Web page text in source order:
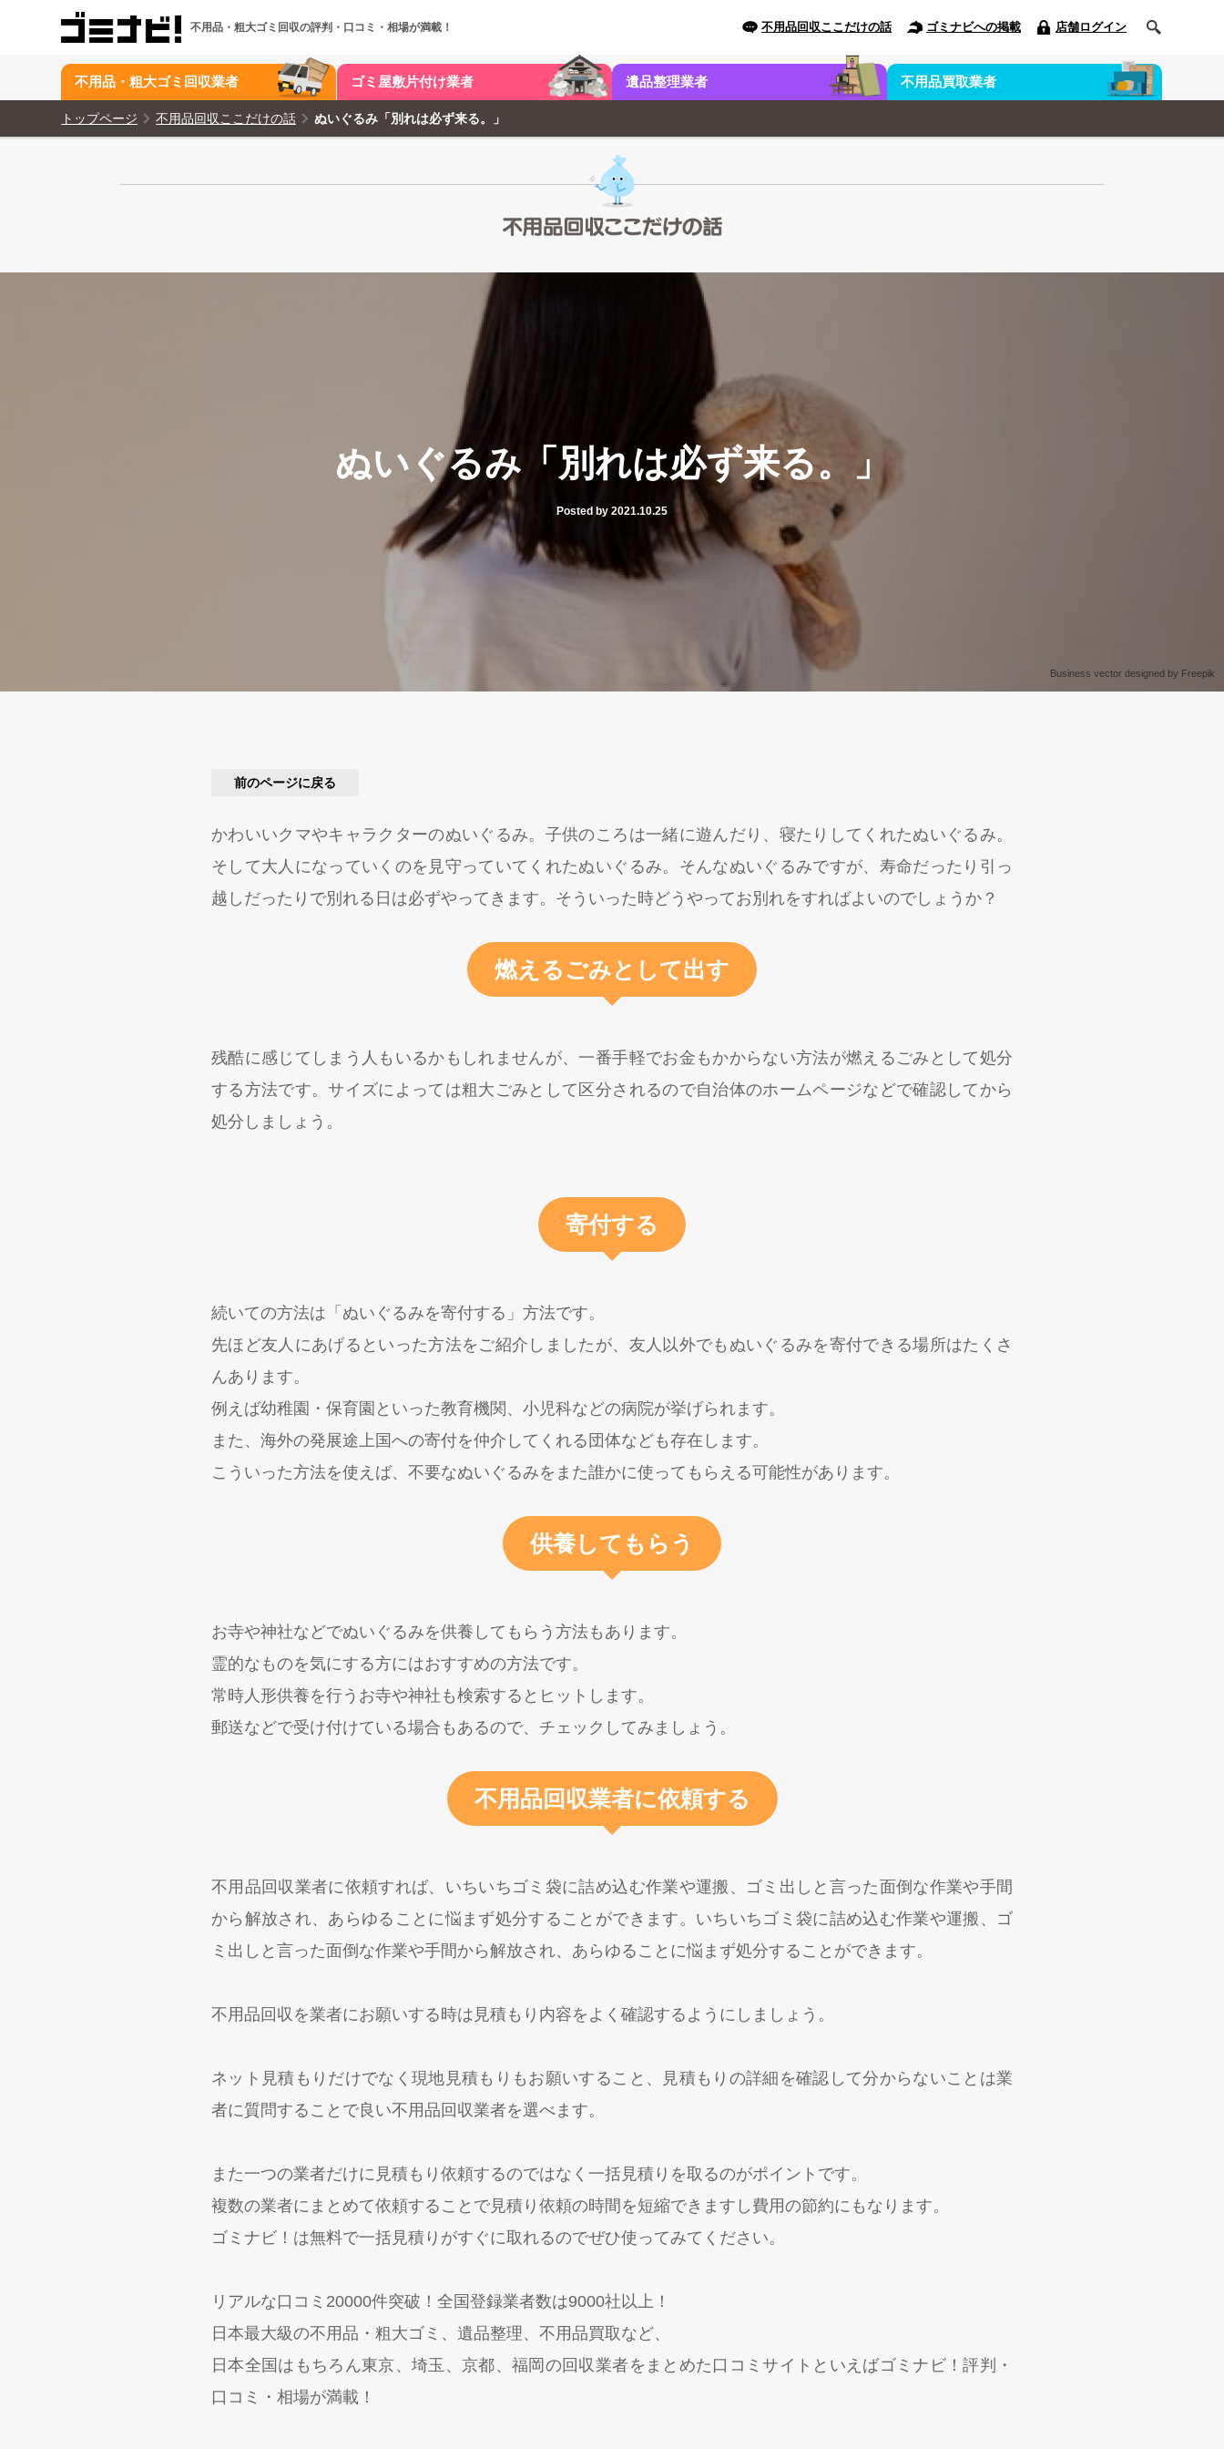
不用品・粗大ゴミ回収の評判・口コミ・相場が満載！ 不用品回収ここだけの話 ゴミナビへの掲載 店舗ログイン
不用品・粗大ゴミ回収業者 ゴミ屋敷片付け業者 遺品整理業者 不用品買取業者
トップページ 不用品回収ここだけの話 ぬいぐるみ「別れは必ず来る。」
ぬいぐるみ「別れは必ず来る。」
Posted by 2021.10.25
Business vector designed by Freepik
前のページに戻る
かわいいクマやキャラクターのぬいぐるみ。子供のころは一緒に遊んだり、寝たりしてくれたぬいぐるみ。
そして大人になっていくのを見守っていてくれたぬいぐるみ。そんなぬいぐるみですが、寿命だったり引っ
越しだったりで別れる日は必ずやってきます。そういった時どうやってお別れをすればよいのでしょうか？
燃えるごみとして出す
残酷に感じてしまう人もいるかもしれませんが、一番手軽でお金もかからない方法が燃えるごみとして処分
する方法です。サイズによっては粗大ごみとして区分されるので自治体のホームページなどで確認してから
処分しましょう。
寄付する
続いての方法は「ぬいぐるみを寄付する」方法です。
先ほど友人にあげるといった方法をご紹介しましたが、友人以外でもぬいぐるみを寄付できる場所はたくさ
んあります。
例えば幼稚園・保育園といった教育機関、小児科などの病院が挙げられます。
また、海外の発展途上国への寄付を仲介してくれる団体なども存在します。
こういった方法を使えば、不要なぬいぐるみをまた誰かに使ってもらえる可能性があります。
供養してもらう
お寺や神社などでぬいぐるみを供養してもらう方法もあります。
霊的なものを気にする方にはおすすめの方法です。
常時人形供養を行うお寺や神社も検索するとヒットします。
郵送などで受け付けている場合もあるので、チェックしてみましょう。
不用品回収業者に依頼する
不用品回収業者に依頼すれば、いちいちゴミ袋に詰め込む作業や運搬、ゴミ出しと言った面倒な作業や手間
から解放され、あらゆることに悩まず処分することができます。いちいちゴミ袋に詰め込む作業や運搬、ゴ
ミ出しと言った面倒な作業や手間から解放され、あらゆることに悩まず処分することができます。
不用品回収を業者にお願いする時は見積もり内容をよく確認するようにしましょう。
ネット見積もりだけでなく現地見積もりもお願いすること、見積もりの詳細を確認して分からないことは業
者に質問することで良い不用品回収業者を選べます。
また一つの業者だけに見積もり依頼するのではなく一括見積りを取るのがポイントです。
複数の業者にまとめて依頼することで見積り依頼の時間を短縮できますし費用の節約にもなります。
ゴミナビ！は無料で一括見積りがすぐに取れるのでぜひ使ってみてください。
リアルな口コミ20000件突破！全国登録業者数は9000社以上！
日本最大級の不用品・粗大ゴミ、遺品整理、不用品買取など、
日本全国はもちろん東京、埼玉、京都、福岡の回収業者をまとめた口コミサイトといえばゴミナビ！評判・
口コミ・相場が満載！